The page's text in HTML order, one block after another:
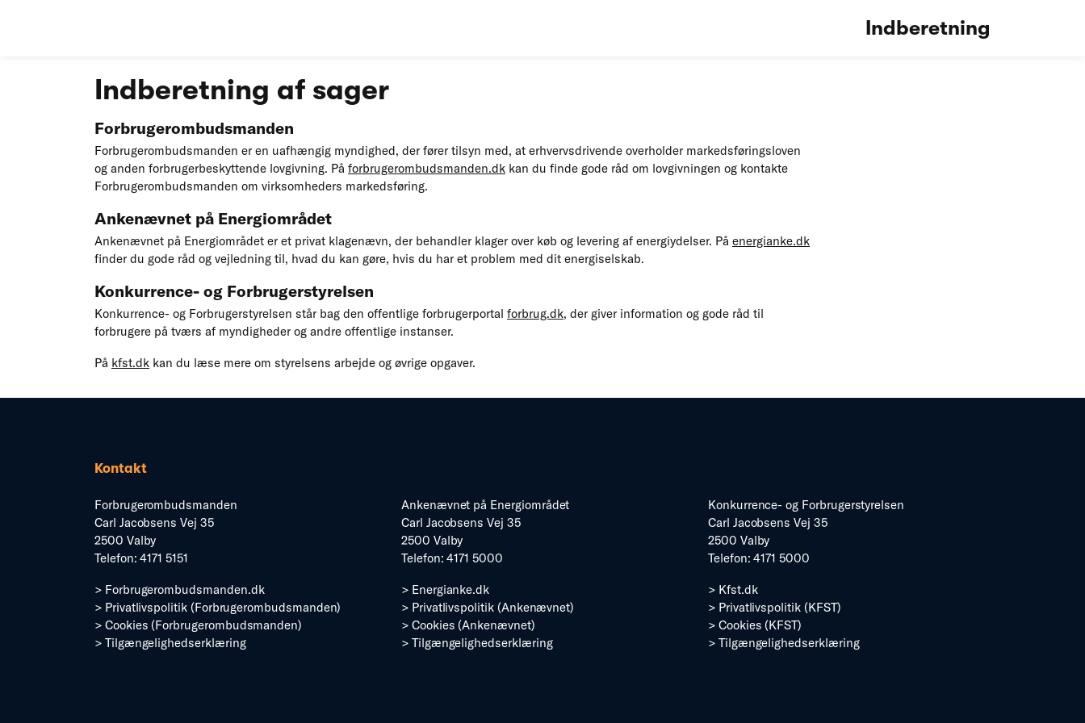
Indberetning
Indberetning af sager
Forbrugerombudsmanden
Forbrugerombudsmanden er en uafhængig myndighed, der fører tilsyn med, at erhvervsdrivende overholder markedsføringsloven
og anden forbrugerbeskyttende lovgivning. På forbrugerombudsmanden.dk kan du finde gode råd om lovgivningen og kontakte
Forbrugerombudsmanden om virksomheders markedsføring.
Ankenævnet på Energiområdet
Ankenævnet på Energiområdet er et privat klagenævn, der behandler klager over køb og levering af energiydelser. På energianke.dk
finder du gode råd og vejledning til, hvad du kan gøre, hvis du har et problem med dit energiselskab.
Konkurrence- og Forbrugerstyrelsen
Konkurrence- og Forbrugerstyrelsen står bag den offentlige forbrugerportal forbrug.dk, der giver information og gode råd til
forbrugere på tværs af myndigheder og andre offentlige instanser.
På kfst.dk kan du læse mere om styrelsens arbejde og øvrige opgaver.
Kontakt
Forbrugerombudsmanden
Carl Jacobsens Vej 35
2500 Valby
Telefon: 4171 5151
> Forbrugerombudsmanden.dk
> Privatlivspolitik (Forbrugerombudsmanden)
> Cookies (Forbrugerombudsmanden)
> Tilgængelighedserklæring
Ankenævnet på Energiområdet
Carl Jacobsens Vej 35
2500 Valby
Telefon: 4171 5000
> Energianke.dk
> Privatlivspolitik (Ankenævnet)
> Cookies (Ankenævnet)
> Tilgængelighedserklæring
Konkurrence- og Forbrugerstyrelsen
Carl Jacobsens Vej 35
2500 Valby
Telefon: 4171 5000
> Kfst.dk
> Privatlivspolitik (KFST)
> Cookies (KFST)
> Tilgængelighedserklæring